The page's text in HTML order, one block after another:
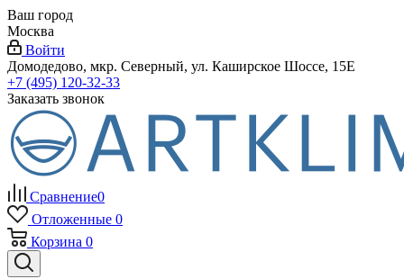
Ваш город
Москва
Войти
Домодедово, мкр. Северный, ул. Каширское Шоссе, 15Е
+7 (495) 120-32-33
Заказать звонок
Сравнение0
Отложенные 0
Корзина 0